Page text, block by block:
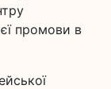
промови в